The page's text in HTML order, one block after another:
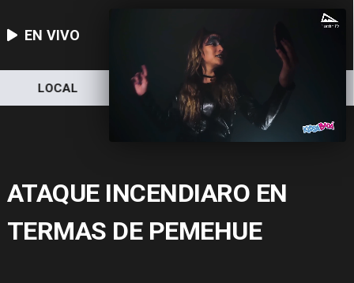
EN VIVO
LOCAL NACIONAL DEPORTES
ATAQUE INCENDIARO EN
TERMAS DE PEMEHUE